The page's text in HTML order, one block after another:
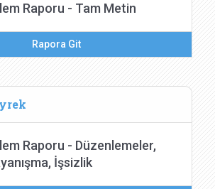
Raporu - Tam Metin
Rapora Git
Raporu - Düzenlemeler,
İşsizlik